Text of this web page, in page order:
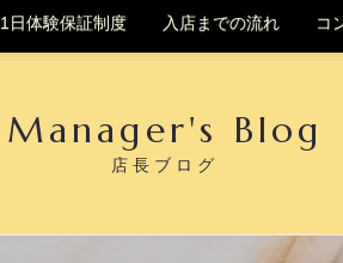
1日体験保証制度 入店までの流れ コ
Manager's Blog
店長ブログ